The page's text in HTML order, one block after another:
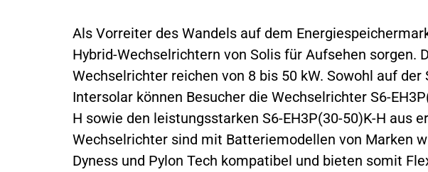
Als Vorreiter des Wandels auf dem
Hybrid-Wechselrichtern von Solis für Aufsehen sorgen.
Wechselrichter reichen von 8 bis 50 kW. Sowohl auf der
Intersolar können Besucher die Wechselrichter S6-
H sowie den leistungsstarken S6-EH3P(30-50)K-H aus
Wechselrichter sind mit Batteriemodellen von Marken
Dyness und Pylon Tech kompatibel und bieten somit